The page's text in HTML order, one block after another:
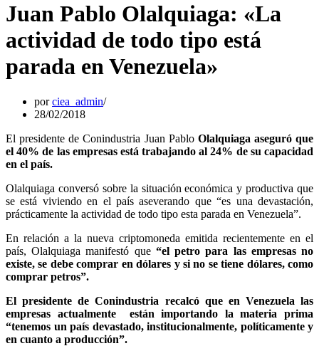
Juan Pablo Olalquiaga: «La
actividad de todo tipo está
parada en Venezuela»
porciea_admin
28/02/2018
El presidente de Conindustria Juan Pablo Olalquiaga aseguró que
el 40% de las empresas está trabajando al 24% de su capacidad
en el país.
Olalquiaga conversó sobre la situación económica y productiva que
se está viviendo en el país aseverando que “es una devastación,
prácticamente la actividad de todo tipo esta parada en Venezuela”.
En relación a la nueva criptomoneda emitida recientemente en el
país, Olalquiaga manifestó que “el petro para las empresas no
existe, se debe comprar en dólares y si no se tiene dólares, como
comprar petros”.
El presidente de Conindustria recalcó que en Venezuela las
empresas actualmente están importando la materia prima
“tenemos un país devastado, institucionalmente, políticamente y
en cuanto a producción”.